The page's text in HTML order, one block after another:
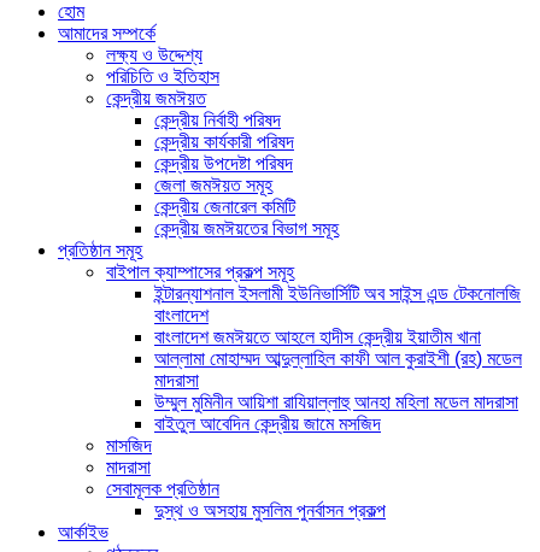
হোম
আমাদের সম্পর্কে
লক্ষ্য ও উদ্দেশ্য
পরিচিতি ও ইতিহাস
কেন্দ্রীয় জমঈয়ত
কেন্দ্রীয় নির্বাহী পরিষদ
কেন্দ্রীয় কার্যকারী পরিষদ
কেন্দ্রীয় উপদেষ্টা পরিষদ
জেলা জমঈয়ত সমূহ
কেন্দ্রীয় জেনারেল কমিটি
কেন্দ্রীয় জমঈয়তের বিভাগ সমূহ
প্রতিষ্ঠান সমূহ
বাইপাল ক্যাম্পাসের প্রকল্প সমূহ
ইন্টারন্যাশনাল ইসলামী ইউনিভার্সিটি অব সাইন্স এন্ড টেকনোলজি
বাংলাদেশ
বাংলাদেশ জমঈয়তে আহলে হাদীস কেন্দ্রীয় ইয়াতীম খানা
আল্লামা মোহাম্মদ আব্দুল্লাহিল কাফী আল কুরাইশী (রহ) মডেল
মাদরাসা
উম্মুল মুমিনীন আয়িশা রাযিয়াল্লাহু আনহা মহিলা মডেল মাদরাসা
বাইতুল আবেদিন কেন্দ্রীয় জামে মসজিদ
মাসজিদ
মাদরাসা
সেবামূলক প্রতিষ্ঠান
দুস্থ ও অসহায় মুসলিম পুনর্বাসন প্রকল্প
আর্কাইভ